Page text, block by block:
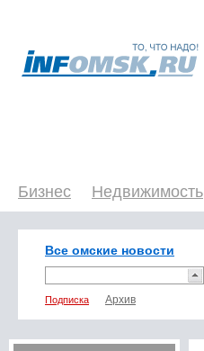
Бизнес Недвижимость
Все омские новости
Подписка